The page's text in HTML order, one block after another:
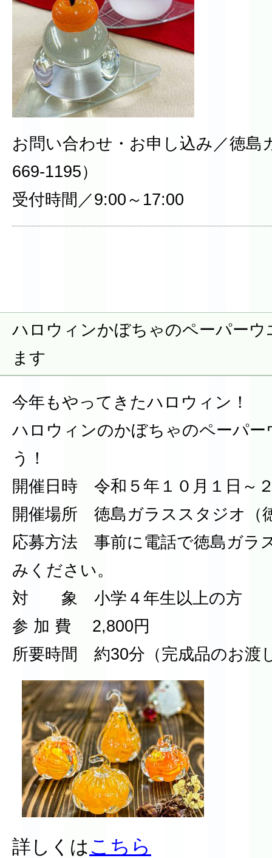
お問い合わせ・お申し込み／徳島
669-1195）
受付時間／9:00～17:00
ハロウィンかぼちゃのペーパー
ます
今年もやってきたハロウィン！
ハロウィンのかぼちゃのペーパ
う！
開催日時 令和５年１０月１日～
開催場所 徳島ガラススタジオ（
応募方法 事前に電話で徳島ガラ
みください。
対 象 小学４年生以上の方
参 加 費 2,800円
所要時間 約30分（完成品のお渡
詳しくは こちら